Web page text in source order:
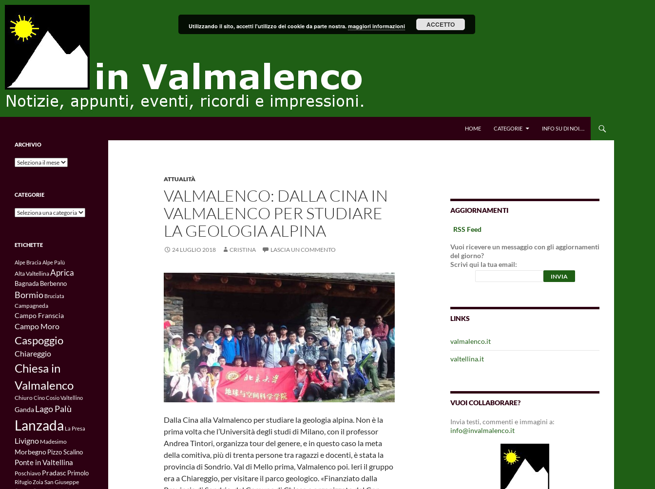
Vai
contenuto
HOME CATEGORIE INFO SU DI NOI….
ATTUALITÀ
VALMALENCO: DALLA CINA IN
VALMALENCO PER STUDIARE
LA GEOLOGIA ALPINA
24 LUGLIO 2018 CRISTINA LASCIA UN COMMENTO
Dalla Cina alla Valmalenco per studiare la geologia alpina. Non è la
prima volta che l’Università degli studi di Milano, con il professor
Andrea Tintori, organizza tour del genere, e in questo caso la meta
della comitiva, più di trenta persone tra ragazzi e docenti, è stata la
provincia di Sondrio. Val di Mello prima, Valmalenco poi. Ieri il gruppo
era a Chiareggio, per visitare il parco geologico. «Finanziato dalla
AGGIORNAMENTI
RSS Feed
Vuoi ricevere un messaggio con gli aggiornamenti
del giorno?
Scrivi qui la tua email:
LINKS
valmalenco.it
valtellina.it
VUOI COLLABORARE?
Invia testi, commenti e immagini a:
info@invalmalenco.it
Notizie, appunti, eventi, ricordi e
ARCHIVIO
Archivio
CATEGORIE
Categorie
ETICHETTE
Alpe Bracia Alpe Palù
Alta ValtellinaAprica
Bagnada Berbenno
Bormio Bruciata
Campagneda
Campo Franscia
Campo Moro
Caspoggio
Chiareggio
Chiesa in
Valmalenco
ChiuroCinoCosio Valtellino
GandaLago Palù
Lanzada La Presa
Livigno Madesimo
MorbegnoPizzo Scalino
Ponte in Valtellina
Poschiavo Pradasc Primolo
Rifugio Zoia San Giuseppe
Utilizzando il sito, accetti l'utilizzo dei cookie da parte nostra. maggiori informazioni ACCETTO